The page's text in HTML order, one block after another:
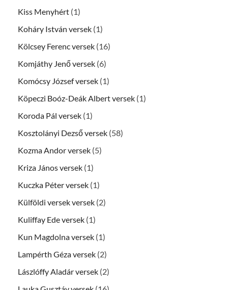
Kiss Menyhért (1)
Koháry István versek (1)
Kölcsey Ferenc versek (16)
Komjáthy Jenő versek (6)
Komócsy József versek (1)
Köpeczi Boóz-Deák Albert versek (1)
Koroda Pál versek (1)
Kosztolányi Dezső versek (58)
Kozma Andor versek (5)
Kriza János versek (1)
Kuczka Péter versek (1)
Külföldi versek versek (2)
Kuliffay Ede versek (1)
Kun Magdolna versek (1)
Lampérth Géza versek (2)
Lászlóffy Aladár versek (2)